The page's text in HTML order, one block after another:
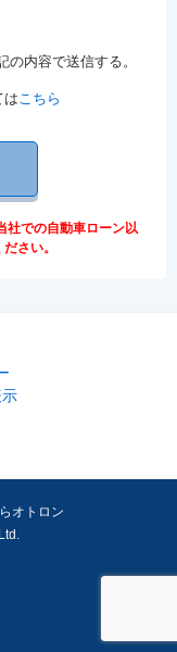
内容で送信する。
はこちら
社での自動車ローン以
さい。
オトロン